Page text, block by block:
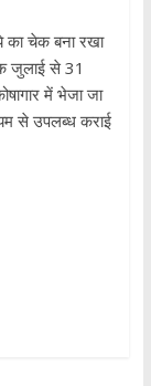
चेक बना रखा
जुलाई से 31
में भेजा जा
से उपलब्ध कराई